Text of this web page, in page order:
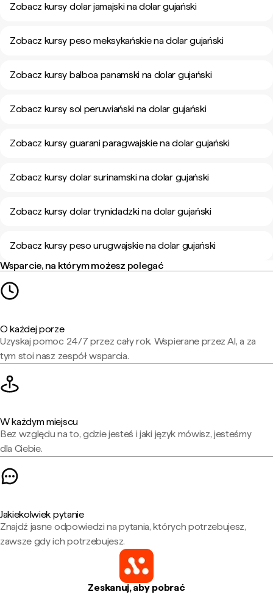
Zobacz kursy dolar jamajski na dolar gujański
Zobacz kursy peso meksykańskie na dolar gujański
Zobacz kursy balboa panamski na dolar gujański
Zobacz kursy sol peruwiański na dolar gujański
Zobacz kursy guarani paragwajskie na dolar gujański
Zobacz kursy dolar surinamski na dolar gujański
Zobacz kursy dolar trynidadzki na dolar gujański
Zobacz kursy peso urugwajskie na dolar gujański
Wsparcie, na którym możesz polegać
O każdej porze
Uzyskaj pomoc 24/7 przez cały rok. Wspierane przez AI, a za
tym stoi nasz zespół wsparcia.
W każdym miejscu
Bez względu na to, gdzie jesteś i jaki język mówisz, jesteśmy
dla Ciebie.
Jakiekolwiek pytanie
Znajdź jasne odpowiedzi na pytania, których potrzebujesz,
zawsze gdy ich potrzebujesz.
Zeskanuj, aby pobrać